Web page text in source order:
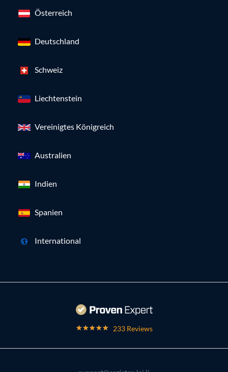
Österreich
Deutschland
Schweiz
Liechtenstein
Vereinigtes Königreich
Australien
Indien
Spanien
International
233 Reviews